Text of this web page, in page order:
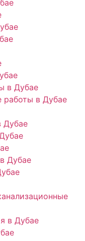
в Дубае
работы в Дубае
Дубае
Дубае
в Дубае